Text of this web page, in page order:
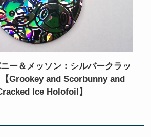
ー＆メッソン：シルバークラッ
Grookey and Scorbunny and
Ice Holofoil】